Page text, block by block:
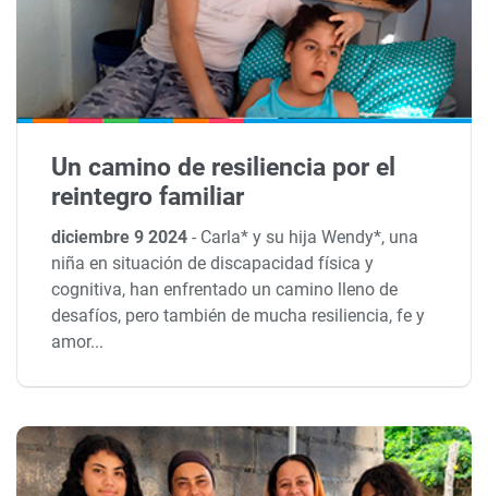
Un camino de resiliencia por el
reintegro familiar
diciembre 9 2024- Carla* y su hija Wendy*, una
niña en situación de discapacidad física y
cognitiva, han enfrentado un camino lleno de
desafíos, pero también de mucha resiliencia, fe y
amor...